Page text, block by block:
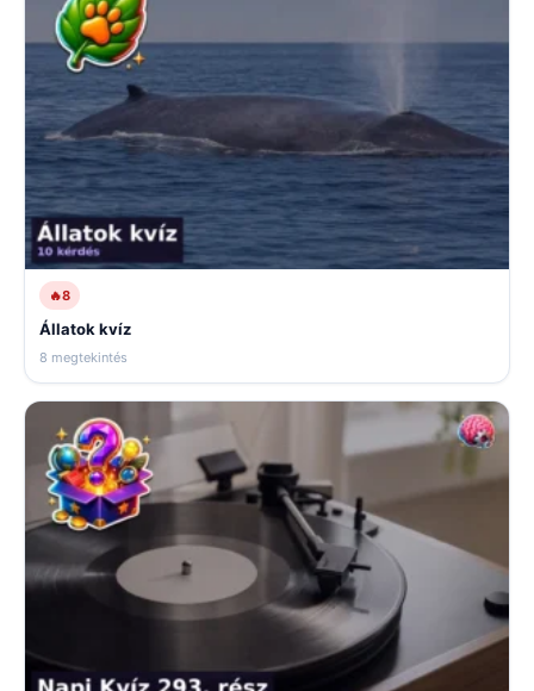
🔥8
Állatok kvíz
8 megtekintés